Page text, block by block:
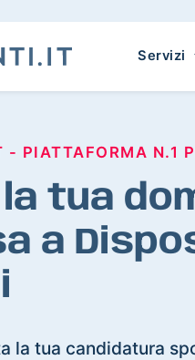
Servizi
- PIATTAFORMA N.1
tua
a
la tua candidatura